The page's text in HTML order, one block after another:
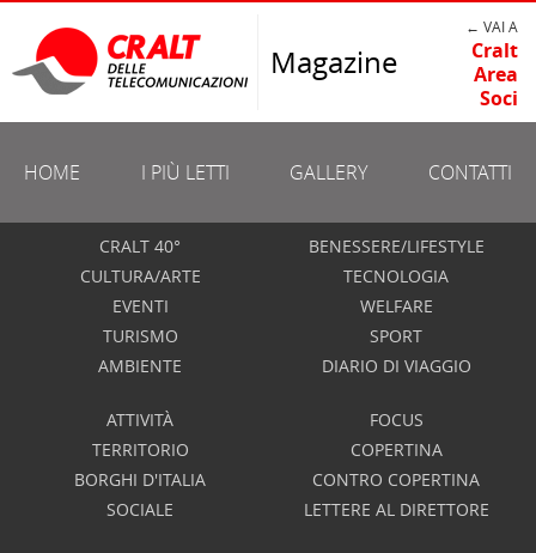
Magazine
← VAI A
Cralt
Area
Soci
HOME I PIÙ LETTI GALLERY CONTATTI
CRALT 40°
CULTURA/ARTE
EVENTI
TURISMO
AMBIENTE
BENESSERE/LIFESTYLE
TECNOLOGIA
WELFARE
SPORT
DIARIO DI VIAGGIO
ATTIVITÀ
TERRITORIO
BORGHI D'ITALIA
SOCIALE
FOCUS
COPERTINA
CONTRO COPERTINA
LETTERE AL DIRETTORE